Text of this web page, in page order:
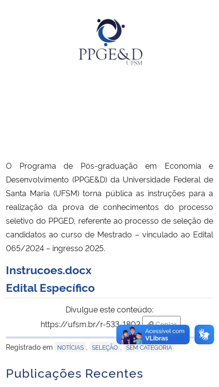
Planalto
O Programa de Pós-graduação em Economia e
Desenvolvimento (PPGE&D) da Universidade Federal de
Santa Maria (UFSM) torna pública as instruções para a
realização da prova de conhecimentos do processo
seletivo do PPGED, referente ao processo de seleção de
candidatos ao curso de Mestrado – vinculado ao Edital
065/2024 – ingresso 2025.
Instrucoes.docx
Edital Específico
Divulgue este conteúdo:
https://ufsm.br/r-533-1802
Copiar
para área de
Registrado em
NOTÍCIAS SELEÇÃO , SEM CATEGORIA
Publicações Recentes